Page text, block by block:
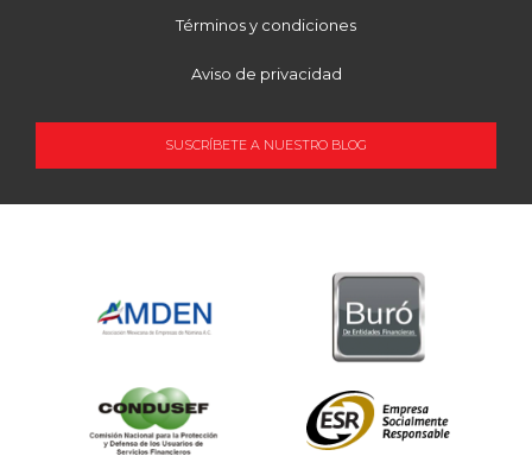
Términos y condiciones
Aviso de privacidad
SUSCRÍBETE A NUESTRO BLOG
OCUPACIÓN